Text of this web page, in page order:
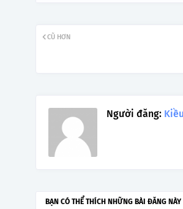
CŨ HƠN
Người đăng:
BẠN CÓ THỂ THÍCH NHỮNG BÀI ĐĂNG NÀY